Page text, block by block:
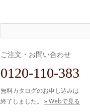
ご注文・お問い合わせ
0120-110-383
無料カタログのお申し込みは
終了しました。 » Webで見る